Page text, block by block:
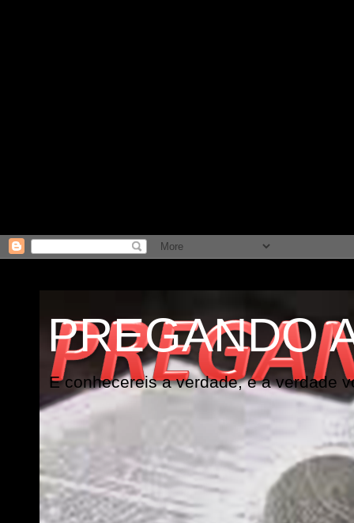
PREGANDO
E conhecereis a verdade, e a verdade